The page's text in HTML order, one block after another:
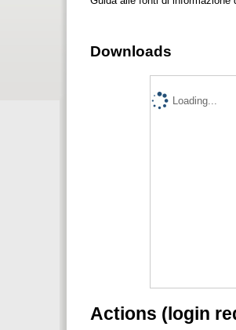
Downloads
Loading...
Actions (login